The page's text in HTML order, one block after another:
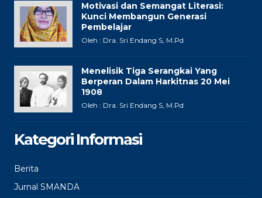
Motivasi dan Semangat Literasi:
Kunci Membangun Generasi
Pembelajar
Oleh : Dra. Sri Endang S, M.Pd
Menelisik Tiga Serangkai Yang
Berperan Dalam Harkitnas 20 Mei
1908
Oleh : Dra. Sri Endang S, M.Pd
Kategori Informasi
Berita
Jurnal SMANDA